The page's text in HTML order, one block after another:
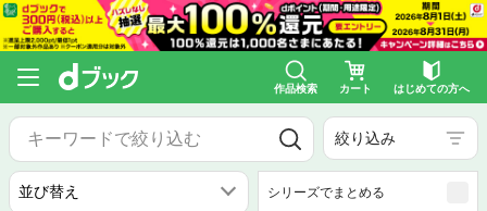
作品検索 カート はじめての方へ
絞り込み
シリーズでまとめる